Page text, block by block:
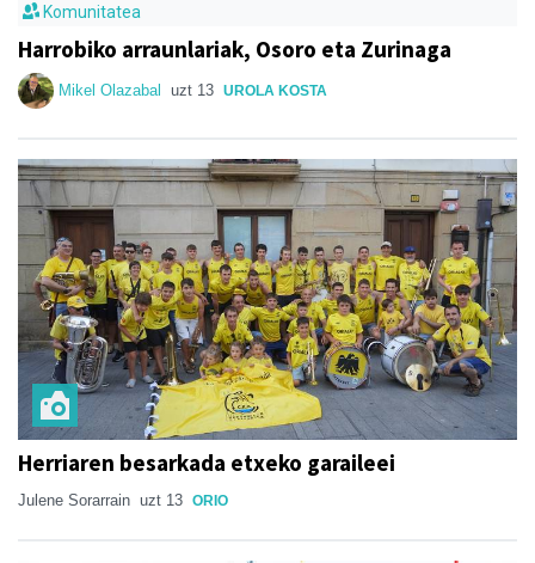
Komunitatea
Harrobiko arraunlariak, Osoro eta Zurinaga
Mikel Olazabal uzt 13 UROLA KOSTA
Herriaren besarkada etxeko garaileei
Julene Sorarrain uzt 13 ORIO